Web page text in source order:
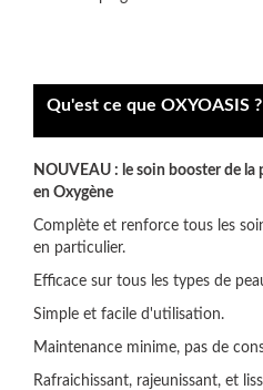
Qu'est ce que OXYOASIS ?
NOUVEAU : le soin booster de
en Oxygène
Complète et renforce tous les
en particulier.
Efficace sur tous les types de
Simple et facile d'utilisation.
Maintenance minime, pas de
Rafraichissant, rajeunissant, et